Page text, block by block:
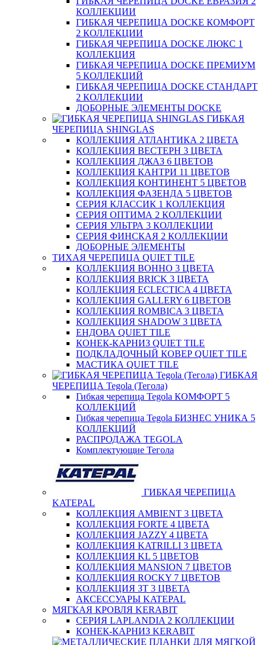
КОЛЛЕКЦИИ
ГИБКАЯ ЧЕРЕПИЦА DOCKE КОМФОРТ
2 КОЛЛЕКЦИИ
ГИБКАЯ ЧЕРЕПИЦА DOCKE ЛЮКС 1
КОЛЛЕКЦИЯ
ГИБКАЯ ЧЕРЕПИЦА DOCKE ПРЕМИУМ
5 КОЛЛЕКЦИЙ
ГИБКАЯ ЧЕРЕПИЦА DOCKE СТАНДАРТ
2 КОЛЛЕКЦИИ
ДОБОРНЫЕ ЭЛЕМЕНТЫ DOCKE
ГИБКАЯ
ЧЕРЕПИЦА SHINGLAS
КОЛЛЕКЦИЯ АТЛАНТИКА 2 ЦВЕТА
КОЛЛЕКЦИЯ ВЕСТЕРН 3 ЦВЕТА
КОЛЛЕКЦИЯ ДЖАЗ 6 ЦВЕТОВ
КОЛЛЕКЦИЯ КАНТРИ 11 ЦВЕТОВ
КОЛЛЕКЦИЯ КОНТИНЕНТ 5 ЦВЕТОВ
КОЛЛЕКЦИЯ ФАЗЕНДА 5 ЦВЕТОВ
СЕРИЯ КЛАССИК 1 КОЛЛЕКЦИЯ
СЕРИЯ ОПТИМА 2 КОЛЛЕКЦИИ
СЕРИЯ УЛЬТРА 3 КОЛЛЕКЦИИ
СЕРИЯ ФИНСКАЯ 2 КОЛЛЕКЦИИ
ДОБОРНЫЕ ЭЛЕМЕНТЫ
ТИХАЯ ЧЕРЕПИЦА QUIET TILE
КОЛЛЕКЦИЯ BOHHO 3 ЦВЕТА
КОЛЛЕКЦИЯ BRICK 3 ЦВЕТА
КОЛЛЕКЦИЯ ECLECTICA 4 ЦВЕТА
КОЛЛЕКЦИЯ GALLERY 6 ЦВЕТОВ
КОЛЛЕКЦИЯ ROMBICA 3 ЦВЕТА
КОЛЛЕКЦИЯ SHADOW 3 ЦВЕТА
ЕНДОВА QUIET TILE
КОНЕК-КАРНИЗ QUIET TILE
ПОДКЛАДОЧНЫЙ КОВЕР QUIET TILE
МАСТИКА QUIET TILE
ГИБКАЯ
ЧЕРЕПИЦА Tegola (Тегола)
Гибкая черепица Tegola КОМФОРТ 5
КОЛЛЕКЦИЙ
Гибкая черепица Tegola БИЗНЕС УНИКА 5
КОЛЛЕКЦИЙ
РАСПРОДАЖА TEGOLA
Комплектующие Тегола
ГИБКАЯ ЧЕРЕПИЦА
KATEPAL
КОЛЛЕКЦИЯ AMBIENT 3 ЦВЕТА
КОЛЛЕКЦИЯ FORTE 4 ЦВЕТА
КОЛЛЕКЦИЯ JAZZY 4 ЦВЕТА
КОЛЛЕКЦИЯ KATRILLI 3 ЦВЕТА
КОЛЛЕКЦИЯ KL 5 ЦВЕТОВ
КОЛЛЕКЦИЯ MANSION 7 ЦВЕТОВ
КОЛЛЕКЦИЯ ROCKY 7 ЦВЕТОВ
КОЛЛЕКЦИЯ ЗТ 3 ЦВЕТА
АКСЕССУАРЫ KATEPAL
МЯГКАЯ КРОВЛЯ KERABIT
СЕРИЯ LAPLANDIA 2 КОЛЛЕКЦИИ
КОНЕК-КАРНИЗ KERABIT